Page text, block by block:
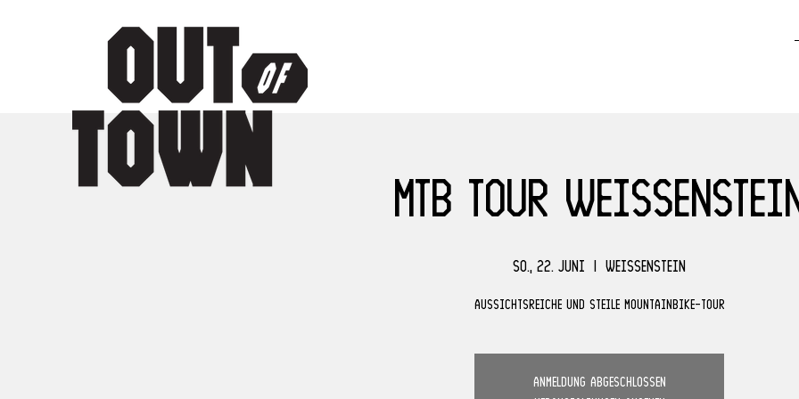
MTB Tour
So., 22. Juni Weissenstein
Aussichtsreiche und steile Mountainbike-Tour
Anmeldung abgeschlossen